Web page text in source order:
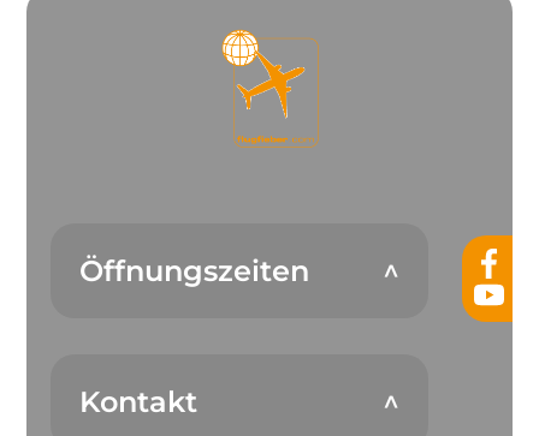
Öffnungszeiten
Kontakt